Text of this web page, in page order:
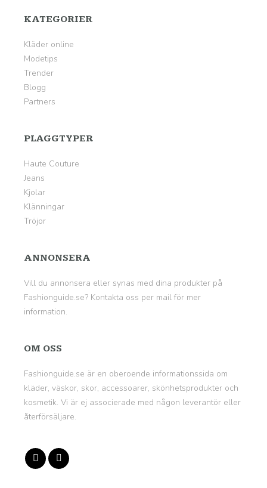
KATEGORIER
Kläder online
Modetips
Trender
Blogg
Partners
PLAGGTYPER
Haute Couture
Jeans
Kjolar
Klänningar
Tröjor
ANNONSERA
Vill du annonsera eller synas med dina produkter på
Fashionguide.se? Kontakta oss per mail för mer
information.
OM OSS
Fashionguide.se är en oberoende informationssida om
kläder, väskor, skor, accessoarer, skönhetsprodukter och
kosmetik. Vi är ej associerade med någon leverantör eller
återförsäljare.